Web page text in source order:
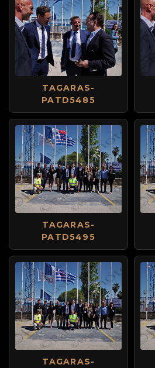
TAGARAS-
PATD5485
TAGARAS-
PATD5495
TAGARAS-